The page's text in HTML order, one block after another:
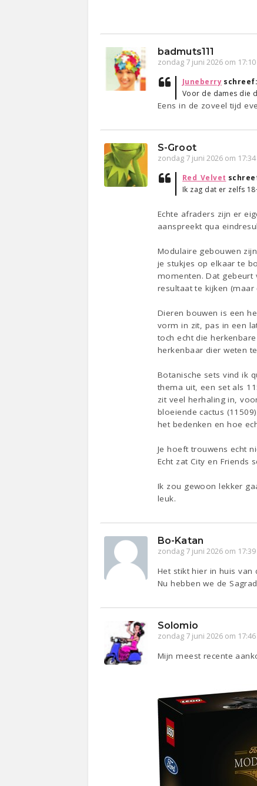
badmuts111
zondag 7 juni 2026 om 17:10
Juneberry schreef:
Voor de dames die
Eens in de zoveel tijd
S-Groot
zondag 7 juni 2026 om 17:34
Red_Velvet
Ik zag dat er zelfs
Echte afraders zijn er
aanspreekt qua
Modulaire gebouwen
je stukjes op elkaar te
momenten. Dat gebeurt
resultaat te kijken
Dieren bouwen is een
vorm in zit, pas in een
toch echt die
herkenbaar dier weten
Botanische sets vind ik
thema uit, een set als
zit veel herhaling in,
bloeiende cactus
het bedenken en hoe
Je hoeft trouwens echt
Echt zat City en Friends
Ik zou gewoon lekker
leuk.
Bo-Katan
zondag 7 juni 2026 om 17:39
Het stikt hier in huis van
Nu hebben we de
Solomio
zondag 7 juni 2026 om 17:46
Mijn meest recente